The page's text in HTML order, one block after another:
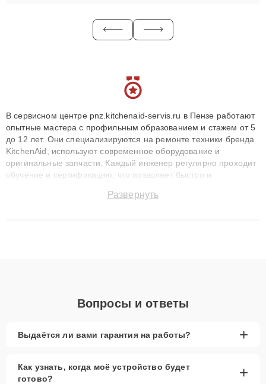
В сервисном центре pnz.kitchenaid-servis.ru в Пензе работают
опытные мастера с профильным образованием и стажем от 5
до 12 лет. Они специализируются на ремонте техники бренда
KitchenAid, используют современное оборудование и
оригинальные запчасти. Каждый инженер регулярно проходит
обучение и сертификацию, что позволяет быстро и
сохранением гарантии до 3 лет. Наши мастера решают
Развернуть
Вопросы и ответы
Выдаётся ли вами гарантия на работы? +
Как узнать, когда моё устройство будет
готово?
+